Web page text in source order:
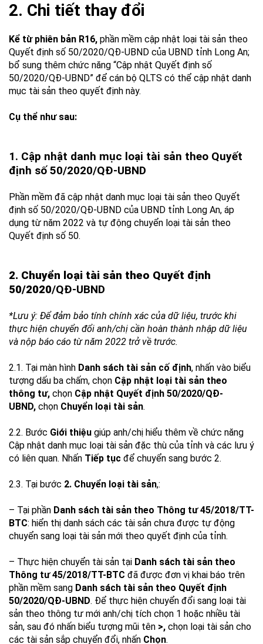
2. Chi tiết thay đổi
Kể từ phiên bản R16, phần mềm cập nhật loại tài sản theo
Quyết định số 50/2020/QĐ-UBND của UBND tỉnh Long An;
bổ sung thêm chức năng “Cập nhật Quyết định số
50/2020/QĐ-UBND” để cán bộ QLTS có thể cập nhật danh
mục tài sản theo quyết định này.
Cụ thể như sau:
1. Cập nhật danh mục loại tài sản theo Quyết
định số 50/2020/QĐ-UBND
Phần mềm đã cập nhật danh mục loại tài sản theo Quyết
định số 50/2020/QĐ-UBND của UBND tỉnh Long An, áp
dụng từ năm 2022 và tự động chuyển loại tài sản theo
Quyết định số 50.
2. Chuyển loại tài sản theo Quyết định
50/2020/QĐ-UBND
*Lưu ý: Để đảm bảo tính chính xác của dữ liệu, trước khi
thực hiện chuyển đổi anh/chị cần hoàn thành nhập dữ liệu
và nộp báo cáo từ năm 2022 trở về trước.
2.1. Tại màn hình Danh sách tài sản cố định, nhấn vào biểu
tượng dấu ba chấm, chọn Cập nhật loại tài sản theo
thông tư, chọn Cập nhật Quyết định 50/2020/QĐ-
UBND, chọn Chuyển loại tài sản.
2.2. Bước Giới thiệu giúp anh/chị hiểu thêm về chức năng
Cập nhật danh mục loại tài sản đặc thù của tỉnh và các lưu ý
có liên quan. Nhấn Tiếp tục để chuyển sang bước 2.
2.3. Tại bước 2. Chuyển loại tài sản,:
– Tại phần Danh sách tài sản theo Thông tư 45/2018/TT-
BTC: hiển thị danh sách các tài sản chưa được tự động
chuyển sang loại tài sản mới theo quyết định của tỉnh.
– Thực hiện chuyển tài sản tại Danh sách tài sản theo
Thông tư 45/2018/TT-BTC đã được đơn vị khai báo trên
phần mềm sang Danh sách tài sản theo Quyết định
50/2020/QĐ-UBND. Để thực hiện chuyển đổi sang loại tài
sản theo thông tư mới anh/chị tích chọn 1 hoặc nhiều tài
sản, sau đó nhấn biểu tượng mũi tên >, chọn loại tài sản cho
các tài sản sắp chuyển đổi, nhấn Chọn.